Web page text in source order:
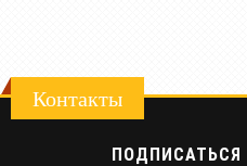
Контакты